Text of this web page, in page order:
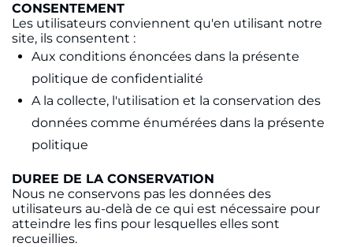
CONSENTEMENT
Les utilisateurs conviennent qu'en utilisant notre
site, ils consentent :
Aux conditions énoncées dans la présente
politique de confidentialité
A la collecte, l'utilisation et la conservation des
données comme énumérées dans la présente
politique
DUREE DE LA CONSERVATION
Nous ne conservons pas les données des
utilisateurs au-delà de ce qui est nécessaire pour
atteindre les fins pour lesquelles elles sont
recueillies.